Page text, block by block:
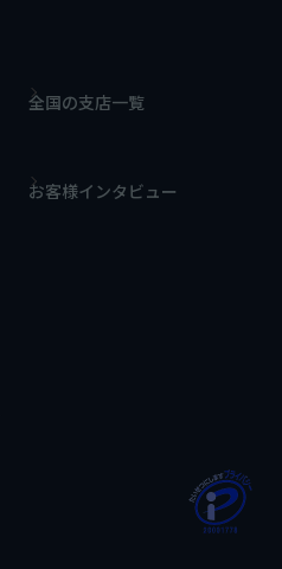
全国の支店一覧
お客様インタビュー